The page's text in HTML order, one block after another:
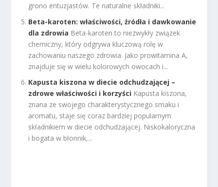
grono entuzjastów. Te naturalne składniki...
Beta-karoten: właściwości, źródła i dawkowanie
dla zdrowia Beta-karoten to niezwykły związek
chemiczny, który odgrywa kluczową rolę w
zachowaniu naszego zdrowia. Jako prowitamina A,
znajduje się w wielu kolorowych owocach i...
Kapusta kiszona w diecie odchudzającej –
zdrowe właściwości i korzyści Kapusta kiszona,
znana ze swojego charakterystycznego smaku i
aromatu, staje się coraz bardziej popularnym
składnikiem w diecie odchudzającej. Niskokaloryczna
i bogata w błonnik,...